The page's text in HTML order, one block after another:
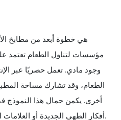
هي خطوة أبعد من مطابخ
مؤسسات لتناول الطعام تعتمد
وجود مادي. تعمل حصريًا عبر
الطعام، وقد تشارك مساحة
أخرى. يكمن جمال هذا النموذج
أفكار الطهي الجديدة أو العلامات التجارية دون استثمار كبير مقدمًا.